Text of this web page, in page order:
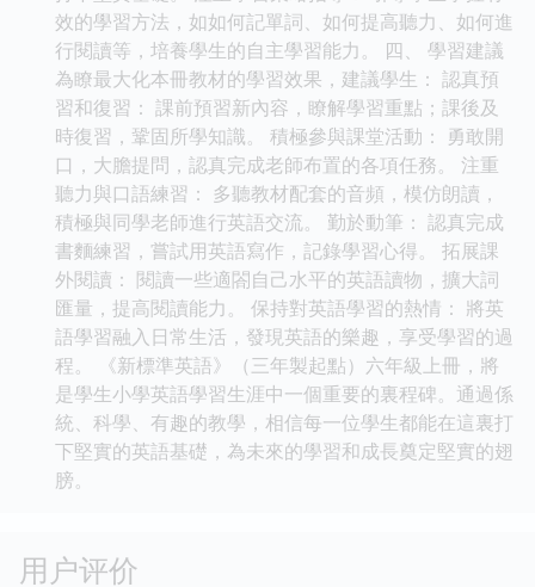
效的學習方法，如如何記單詞、如何提高聽力、如何進
行閱讀等，培養學生的自主學習能力。 四、 學習建議
為瞭最大化本冊教材的學習效果，建議學生： 認真預
習和復習： 課前預習新內容，瞭解學習重點；課後及
時復習，鞏固所學知識。 積極參與課堂活動： 勇敢開
口，大膽提問，認真完成老師布置的各項任務。 注重
聽力與口語練習： 多聽教材配套的音頻，模仿朗讀，
積極與同學老師進行英語交流。 勤於動筆： 認真完成
書麵練習，嘗試用英語寫作，記錄學習心得。 拓展課
外閱讀： 閱讀一些適閤自己水平的英語讀物，擴大詞
匯量，提高閱讀能力。 保持對英語學習的熱情： 將英
語學習融入日常生活，發現英語的樂趣，享受學習的過
程。 《新標準英語》（三年製起點）六年級上冊，將
是學生小學英語學習生涯中一個重要的裏程碑。通過係
統、科學、有趣的教學，相信每一位學生都能在這裏打
下堅實的英語基礎，為未來的學習和成長奠定堅實的翅
膀。
用户评价